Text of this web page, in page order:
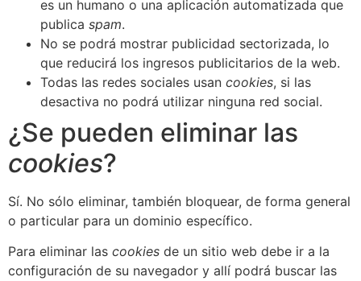
es un humano o una aplicación automatizada que
publica spam.
No se podrá mostrar publicidad sectorizada, lo
que reducirá los ingresos publicitarios de la web.
Todas las redes sociales usan cookies, si las
desactiva no podrá utilizar ninguna red social.
¿Se pueden eliminar las
cookies?
Sí. No sólo eliminar, también bloquear, de forma general
o particular para un dominio específico.
Para eliminar las cookies de un sitio web debe ir a la
configuración de su navegador y allí podrá buscar las